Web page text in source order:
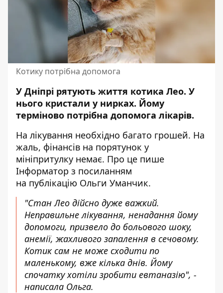
Котику потрібна допомога
У Дніпрі рятують життя котика Лео. У
нього кристали у нирках. Йому
терміново потрібна допомога лікарів.
На лікування необхідно багато грошей. На
жаль, фінансів на порятунок у
мініпритулку немає. Про це пише
Інформатор з посиланням
на публікацію Ольги Уманчик.
"Стан Лео дійсно дуже важкий.
Неправильне лікування, ненадання йому
допомоги, призвело до больового шоку,
анемії, жахливого запалення в сечовому.
Котик сам не може сходити по
маленькому, вже кілька днів. Йому
спочатку хотіли зробити евтаназію", -
написала Ольга.